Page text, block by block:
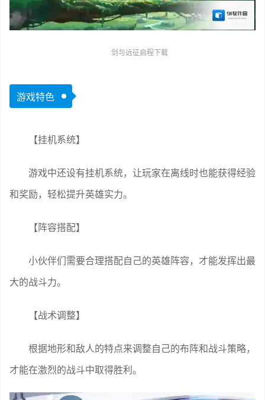
游戏特色
【挂机系统】
游戏中还设有挂机系统，让玩家在离线时也能获得经验
和奖励，轻松提升英雄实力。
【阵容搭配】
小伙伴们需要合理搭配自己的英雄阵容，才能发挥出最
大的战斗力。
【战术调整】
根据地形和敌人的特点来调整自己的布阵和战斗策略，
才能在激烈的战斗中取得胜利。